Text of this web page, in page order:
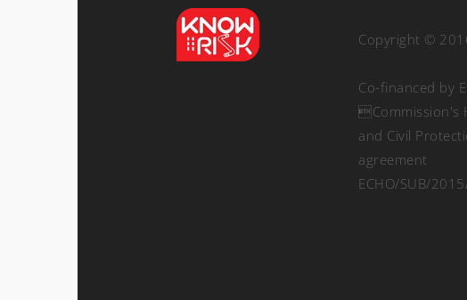
Copyright ©
Co-financed by
Commission's
and Civil
agreement
ECHO/SUB/